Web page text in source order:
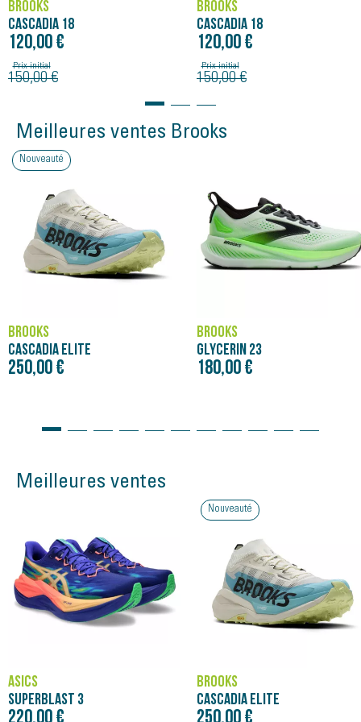
BROOKS
CASCADIA 18
120,00 €
Prix initial
150,00 €
BROOKS
CASCADIA 18
120,00 €
Prix initial
150,00 €
Meilleures ventes Brooks
Nouveauté
BROOKS
CASCADIA ELITE
250,00 €
BROOKS
GLYCERIN 23
180,00 €
Meilleures ventes
ASICS
SUPERBLAST 3
Nouveauté
BROOKS
CASCADIA ELITE